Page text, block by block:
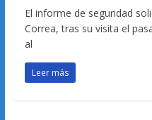
El informe de seguridad
Correa, tras su visita el
al
Leer más